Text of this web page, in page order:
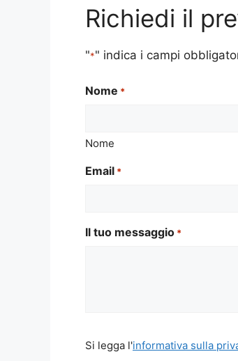
Richiedi il
"*" indica i campi
Nome *
Nome
Email *
Il tuo messaggio *
legga
Si legga l'informativa sulla